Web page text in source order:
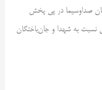
صداوسیما در پی پخش
نسبت به شهدا و جان‌باختگان